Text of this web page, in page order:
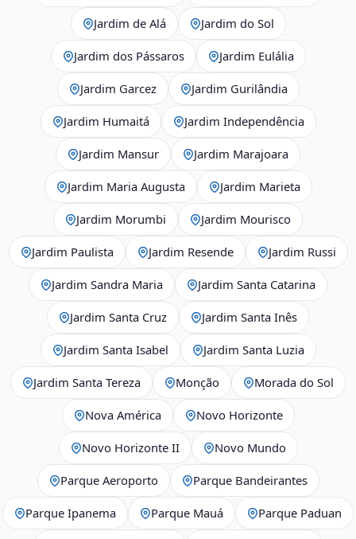
Jardim de Alá Jardim do Sol
Jardim dos Pássaros Jardim Eulália
Jardim Garcez Jardim Gurilândia
Jardim Humaitá Jardim Independência
Jardim Mansur Jardim Marajoara
Jardim Maria Augusta Jardim Marieta
Jardim Morumbi Jardim Mourisco
Jardim Paulista Jardim Resende Jardim Russi
Jardim Sandra Maria Jardim Santa Catarina
Jardim Santa Cruz Jardim Santa Inês
Jardim Santa Isabel Jardim Santa Luzia
Jardim Santa Tereza Monção Morada do Sol
Nova América Novo Horizonte
Novo Horizonte II Novo Mundo
Parque Aeroporto Parque Bandeirantes
Parque Ipanema Parque Mauá Parque Paduan